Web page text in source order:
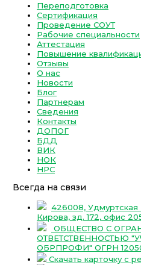
Переподготовка
Сертификация
Проведение СОУТ
Рабочие специальности
Аттестация
Повышение
Отзывы
О нас
Новости
Блог
Партнерам
Сведения
Контакты
ДОПОГ
БДД
ВИК
НОК
НРС
Всегда на связи
426008, Удмуртская
Кирова, зд. 172, офис
ОБЩЕСТВО С
ОТВЕТСТВЕННОСТЬЮ
ОБРПРОФИ" ОГРН
Скачать карточку с